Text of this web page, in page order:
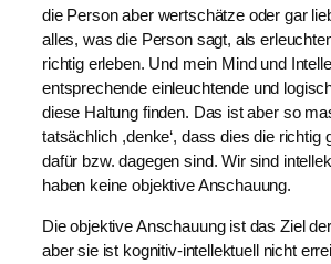
die Person aber wertschätze oder gar
alles, was die Person sagt, als
richtig erleben. Und mein Mind und
entsprechende einleuchtende und
diese Haltung finden. Das ist aber so
tatsächlich ,denke‘, dass dies die richtig
dafür bzw. dagegen sind. Wir sind
haben keine objektive Anschauung.
Die objektive Anschauung ist das Ziel
aber sie ist kognitiv-intellektuell nicht